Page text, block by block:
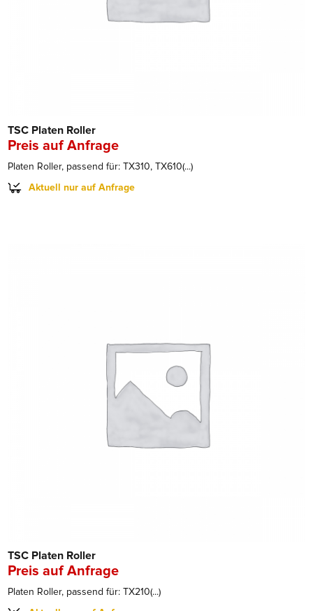
TSC Platen Roller
Preis auf Anfrage
Platen Roller, passend für: TX310, TX610(...)
Aktuell nur auf Anfrage
TSC Platen Roller
Preis auf Anfrage
Platen Roller, passend für: TX210(...)